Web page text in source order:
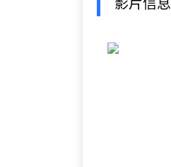
影片信息